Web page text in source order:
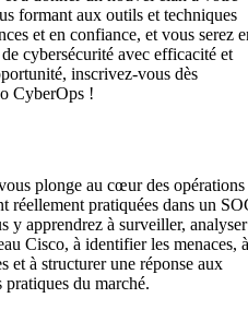
formant aux outils et techniques
et en confiance, et vous serez
cybersécurité avec efficacité et
inscrivez-vous dès
CyberOps !
plonge au cœur des opérations
réellement pratiquées dans un
y apprendrez à surveiller, analyser
Cisco, à identifier les menaces, à
et à structurer une réponse aux
du marché.